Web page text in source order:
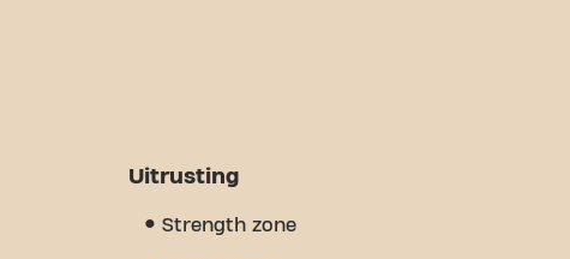
Uitrusting
Strength zone